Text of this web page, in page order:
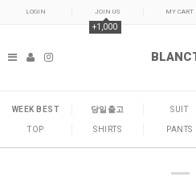
LOGIN JOIN US
+1,000
MY CART
WEEK BEST 당일출고 SUIT
TOP SHIRTS PANTS